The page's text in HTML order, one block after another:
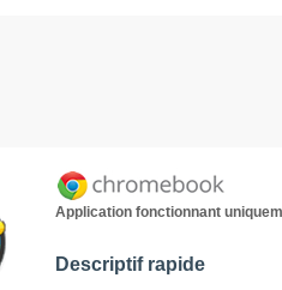
Application fonctionnant
Descriptif rapide